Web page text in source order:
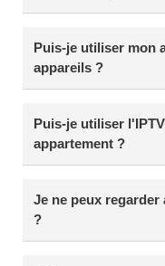
Puis-je utiliser mon
appareils ?
Puis-je utiliser
appartement ?
Je ne peux
?